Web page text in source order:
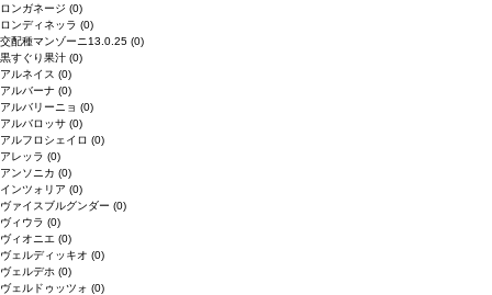
ロンガネージ (0)
ロンディネッラ (0)
交配種マンゾーニ13.0.25 (0)
黒すぐり果汁 (0)
アルネイス (0)
アルバーナ (0)
アルバリーニョ (0)
アルバロッサ (0)
アルフロシェイロ (0)
アレッラ (0)
アンソニカ (0)
インツォリア (0)
ヴァイスブルグンダー (0)
ヴィウラ (0)
ヴィオニエ (0)
ヴェルディッキオ (0)
ヴェルデホ (0)
ヴェルドゥッツォ (0)